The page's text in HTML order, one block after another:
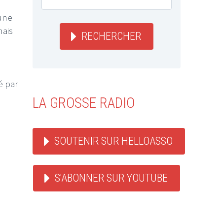
par
RECHERCHER
LA GROSSE RADIO
SOUTENIR SUR HELLOASSO
S'ABONNER SUR YOUTUBE